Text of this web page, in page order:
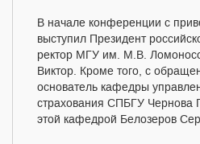
В начале конференции с
выступил Президент
ректор МГУ им. М.В.
Виктор. Кроме того, с
основатель кафедры
страхования СПБГУ Чернова
этой кафедрой Белозеров